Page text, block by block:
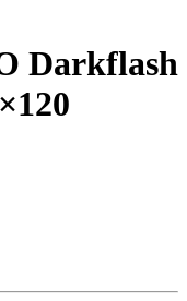
Darkflash